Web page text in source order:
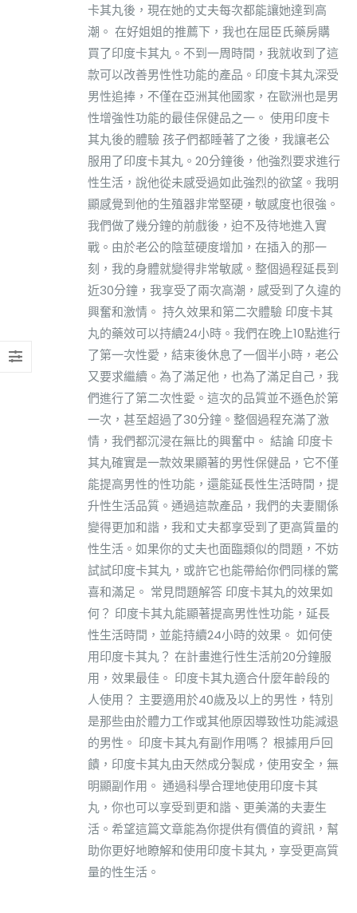
卡其丸後，現在她的丈夫每次都能讓她達到高
潮。 在好姐姐的推薦下，我也在屈臣氏藥房購
買了印度卡其丸。不到一周時間，我就收到了這
款可以改善男性性功能的產品。印度卡其丸深受
男性追捧，不僅在亞洲其他國家，在歐洲也是男
性增強性功能的最佳保健品之一。 使用印度卡
其丸後的體驗 孩子們都睡著了之後，我讓老公
服用了印度卡其丸。20分鐘後，他強烈要求進行
性生活，說他從未感受過如此強烈的欲望。我明
顯感覺到他的生殖器非常堅硬，敏感度也很強。
我們做了幾分鐘的前戲後，迫不及待地進入實
戰。由於老公的陰莖硬度增加，在插入的那一
刻，我的身體就變得非常敏感。整個過程延長到
近30分鐘，我享受了兩次高潮，感受到了久違的
興奮和激情。 持久效果和第二次體驗 印度卡其
丸的藥效可以持續24小時。我們在晚上10點進行
了第一次性愛，結束後休息了一個半小時，老公
又要求繼續。為了滿足他，也為了滿足自己，我
們進行了第二次性愛。這次的品質並不遜色於第
一次，甚至超過了30分鐘。整個過程充滿了激
情，我們都沉浸在無比的興奮中。 結論 印度卡
其丸確實是一款效果顯著的男性保健品，它不僅
能提高男性的性功能，還能延長性生活時間，提
升性生活品質。通過這款產品，我們的夫妻關係
變得更加和諧，我和丈夫都享受到了更高質量的
性生活。如果你的丈夫也面臨類似的問題，不妨
試試印度卡其丸，或許它也能帶給你們同樣的驚
喜和滿足。 常見問題解答 印度卡其丸的效果如
何？ 印度卡其丸能顯著提高男性性功能，延長
性生活時間，並能持續24小時的效果。 如何使
用印度卡其丸？ 在計畫進行性生活前20分鐘服
用，效果最佳。 印度卡其丸適合什麼年齡段的
人使用？ 主要適用於40歲及以上的男性，特別
是那些由於體力工作或其他原因導致性功能減退
的男性。 印度卡其丸有副作用嗎？ 根據用戶回
饋，印度卡其丸由天然成分製成，使用安全，無
明顯副作用。 通過科學合理地使用印度卡其
丸，你也可以享受到更和諧、更美滿的夫妻生
活。希望這篇文章能為你提供有價值的資訊，幫
助你更好地瞭解和使用印度卡其丸，享受更高質
量的性生活。